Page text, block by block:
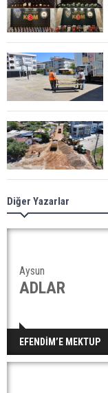
Diğer Yazarlar
Aysun
ADLAR
EFENDİM’E MEKTUP